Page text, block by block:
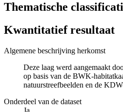
Thematische
Kwantitatief resultaat
Algemene beschrijving herkomst
Deze laag werd aangemaakt
op basis van de BWK-
natuurstreefbeelden en de
Onderdeel van de dataset